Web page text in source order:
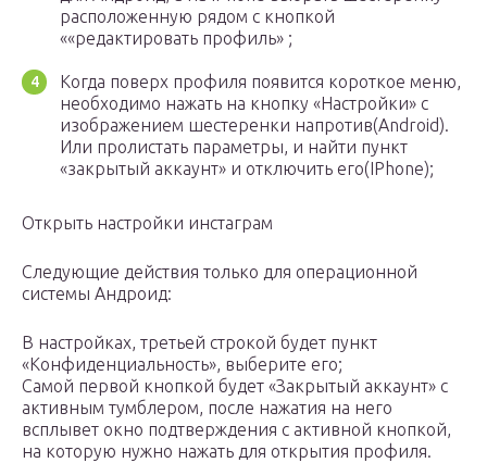
расположенную рядом с кнопкой
««редактировать профиль» ;
Когда поверх профиля появится короткое меню,
необходимо нажать на кнопку «Настройки» с
изображением шестеренки напротив(Android).
Или пролистать параметры, и найти пункт
«закрытый аккаунт» и отключить его(IPhone);
Открыть настройки инстаграм
Следующие действия только для операционной
системы Андроид:
В настройках, третьей строкой будет пункт
«Конфиденциальность», выберите его;
Самой первой кнопкой будет «Закрытый аккаунт» с
активным тумблером, после нажатия на него
всплывет окно подтверждения с активной кнопкой,
на которую нужно нажать для открытия профиля.